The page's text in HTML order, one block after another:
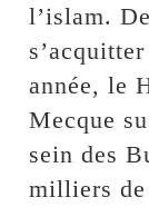
l’islam.
année, le
Mecque
sein des
milliers